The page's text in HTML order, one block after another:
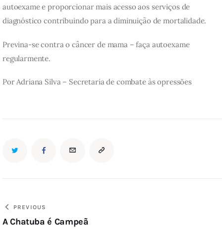
autoexame e proporcionar mais acesso aos serviços de
diagnóstico contribuindo para a diminuição de mortalidade.
Previna-se contra o câncer de mama – faça autoexame
regularmente.
Por Adriana Silva – Secretaria de combate às opressões
PREVIOUS
A Chatuba é Campeã